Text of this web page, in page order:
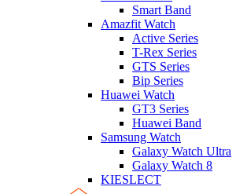
Smart Band
Amazfit Watch
Active Series
T-Rex Series
GTS Series
Bip Series
Huawei Watch
GT3 Series
Huawei Band
Samsung Watch
Galaxy Watch Ultra
Galaxy Watch 8
KIESLECT